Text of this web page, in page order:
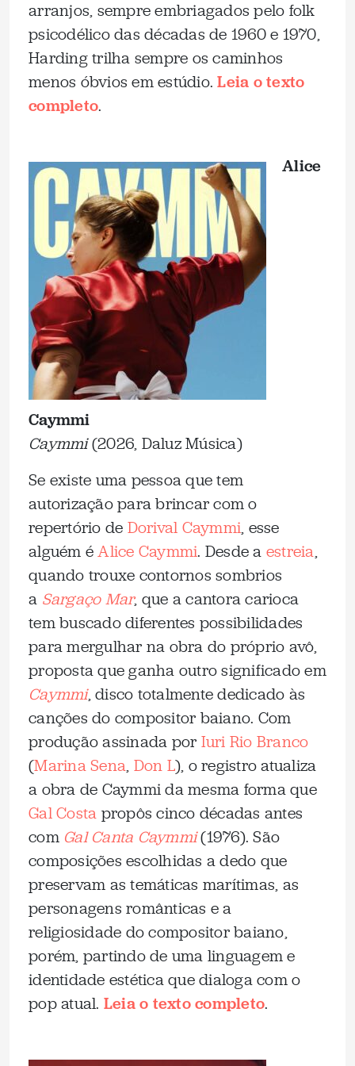
arranjos, sempre embriagados pelo folk
psicodélico das décadas de 1960 e 1970,
Harding trilha sempre os caminhos
menos óbvios em estúdio.Leia o texto
completo.
Alice
Caymmi
Caymmi(2026, Daluz Música)
Se existe uma pessoa que tem
autorização para brincar com o
repertório de Dorival Caymmi, esse
alguém éAlice Caymmi. Desde a estreia,
quando trouxe contornos sombrios
a Sargaço Mar, que a cantora carioca
tem buscado diferentes possibilidades
para mergulhar na obra do próprio avô,
proposta que ganha outro significado em
Caymmi, disco totalmente dedicado às
canções do compositor baiano. Com
produção assinada por Iuri Rio Branco
(Marina Sena, Don L), o registro atualiza
a obra de Caymmi da mesma forma que
Gal Costa propôs cinco décadas antes
com Gal Canta Caymmi (1976). São
composições escolhidas a dedo que
preservam as temáticas marítimas, as
personagens românticas e a
religiosidade do compositor baiano,
porém, partindo de uma linguagem e
identidade estética que dialoga com o
pop atual. Leia o texto completo.